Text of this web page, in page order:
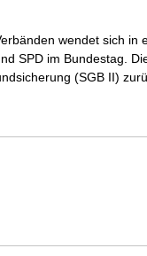
wendet sich in
SPD im Bundestag.
(SGB II)